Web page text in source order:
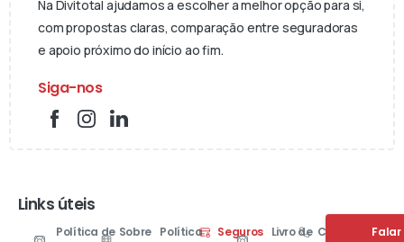
Na Divitotal ajudamos a escolher a melhor opção para si,
com propostas claras, comparação entre seguradoras
e apoio próximo do início ao fim.
Siga-nos
Links úteis
Política de Sobre Política
Seguros Livro de ContactosFalar